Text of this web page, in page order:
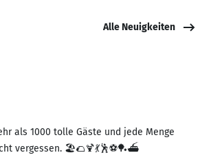
Alle Neuigkeiten
als 1000 tolle Gäste und jede Menge
vergessen. 🏖🌮🍹💃🕺⚽🏓⛴